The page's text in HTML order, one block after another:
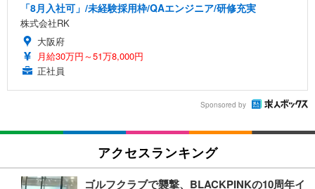
「8月入社可」/未経験採用枠/QAエンジニア/研修充実
株式会社RK
大阪府
月給30万円～51万8,000円
正社員
Sponsored by
アクセスランキング
ゴルフクラブで襲撃、BLACKPINKの10周年イ